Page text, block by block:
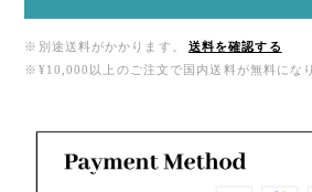
※別途送料がかかります。
送料を確認する
※¥10,000以上のご注文で国内送料が無料にな